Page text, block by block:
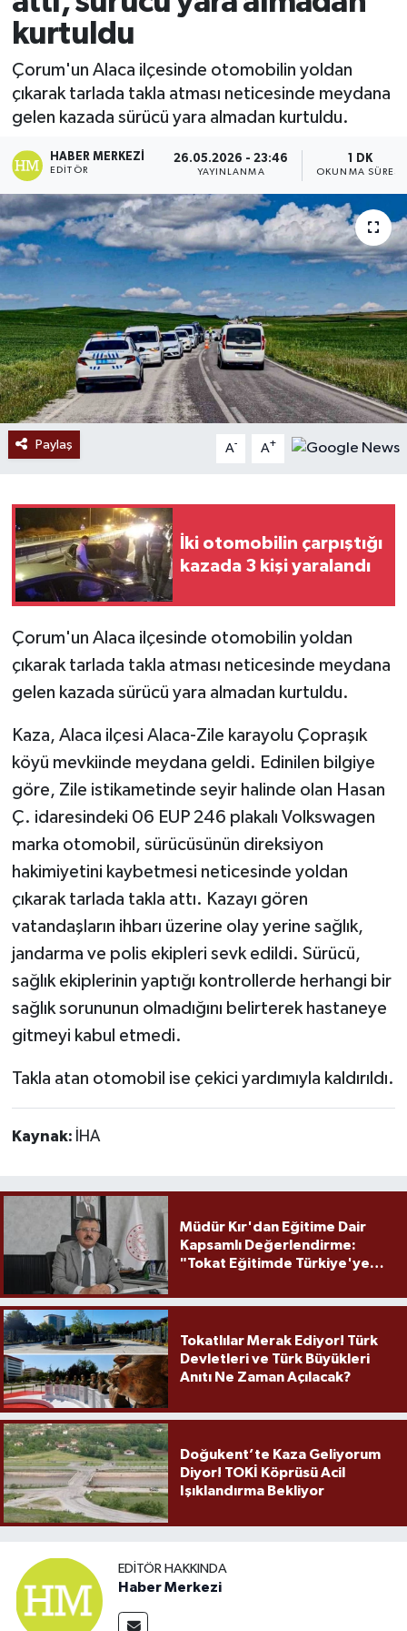
kurtuldu
Çorum'un Alaca ilçesinde otomobilin yoldan
çıkarak tarlada takla atması neticesinde meydana
gelen kazada sürücü yara almadan kurtuldu.
HABER MERKEZI
EDITÖR
26.05.2026 - 23:46
YAYINLANMA
1 DK
OKUNMA SÜRESI
Paylaş A- A+
İki otomobilin çarpıştığı
kazada 3 kişi yaralandı
Çorum'un Alaca ilçesinde otomobilin yoldan
çıkarak tarlada takla atması neticesinde meydana
gelen kazada sürücü yara almadan kurtuldu.
Kaza, Alaca ilçesi Alaca-Zile karayolu Çopraşık
köyü mevkiinde meydana geldi. Edinilen bilgiye
göre, Zile istikametinde seyir halinde olan Hasan
Ç. idaresindeki 06 EUP 246 plakalı Volkswagen
marka otomobil, sürücüsünün direksiyon
hakimiyetini kaybetmesi neticesinde yoldan
çıkarak tarlada takla attı. Kazayı gören
vatandaşların ihbarı üzerine olay yerine sağlık,
jandarma ve polis ekipleri sevk edildi. Sürücü,
sağlık ekiplerinin yaptığı kontrollerde herhangi bir
sağlık sorununun olmadığını belirterek hastaneye
gitmeyi kabul etmedi.
Takla atan otomobil ise çekici yardımıyla kaldırıldı.
Kaynak: İHA
Müdür Kır'dan Eğitime Dair
Kapsamlı Değerlendirme:
"Tokat Eğitimde Türkiye'ye
Tokatlılar Merak Ediyor! Türk
Devletleri ve Türk Büyükleri
Anıtı Ne Zaman Açılacak?
Doğukent’te Kaza Geliyorum
Diyor! TOKİ Köprüsü Acil
Işıklandırma Bekliyor
EDITÖR HAKKINDA
Haber Merkezi
Ekonomi
Sağlık
Tokat Haber